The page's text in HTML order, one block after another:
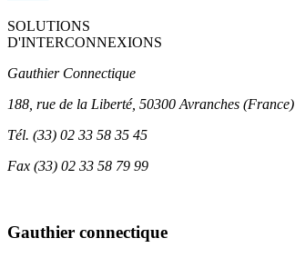
SOLUTIONS
D'INTERCONNEXIONS
Gauthier Connectique
188, rue de la Liberté, 50300 Avranches (France)
Tél. (33) 02 33 58 35 45
Fax (33) 02 33 58 79 99
Gauthier connectique